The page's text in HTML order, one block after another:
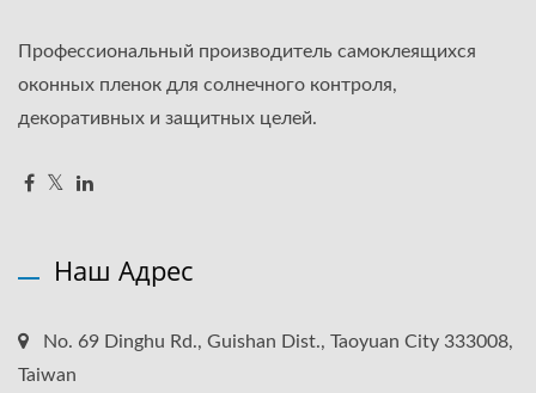
Профессиональный производитель самоклеящихся
оконных пленок для солнечного контроля,
декоративных и защитных целей.
Наш Адрес
No. 69 Dinghu Rd., Guishan Dist., Taoyuan City 333008,
Taiwan